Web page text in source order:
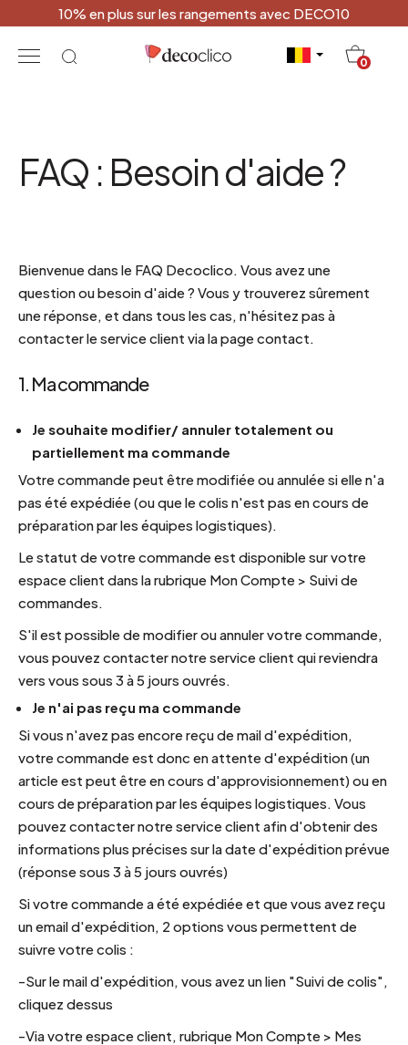
10% en plus sur les rangements avec DECO10
0
FAQ : Besoin d'aide ?
Bienvenue dans le FAQ Decoclico. Vous avez une
question ou besoin d'aide ? Vous y trouverez sûrement
une réponse, et dans tous les cas, n'hésitez pas à
contacter le service client via la page contact.
1. Ma commande
Je souhaite modifier/ annuler totalement ou
partiellement ma commande
Votre commande peut être modifiée ou annulée si elle n'a
pas été expédiée (ou que le colis n'est pas en cours de
préparation par les équipes logistiques).
Le statut de votre commande est disponible sur votre
espace client dans la rubrique Mon Compte > Suivi de
commandes.
S'il est possible de modifier ou annuler votre commande,
vous pouvez contacter notre service client qui reviendra
vers vous sous 3 à 5 jours ouvrés.
Je n'ai pas reçu ma commande
Si vous n'avez pas encore reçu de mail d'expédition,
votre commande est donc en attente d'expédition (un
article est peut être en cours d'approvisionnement) ou en
cours de préparation par les équipes logistiques. Vous
pouvez contacter notre service client afin d'obtenir des
informations plus précises sur la date d'expédition prévue
(réponse sous 3 à 5 jours ouvrés)
Si votre commande a été expédiée et que vous avez reçu
un email d'expédition, 2 options vous permettent de
suivre votre colis :
-Sur le mail d'expédition, vous avez un lien "Suivi de colis",
cliquez dessus
-Via votre espace client, rubrique Mon Compte > Mes